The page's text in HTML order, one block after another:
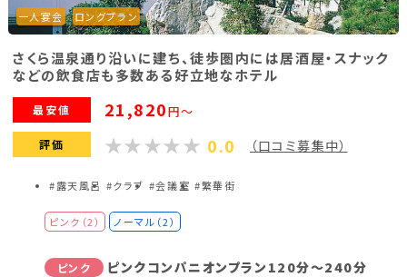
一人宴会 ロングプラン
さくら温泉通り沿いに建ち、徒歩圏内には居酒屋・スナック
などの飲食店も多数ある好立地なホテル
最安値 21,820円～
評価 0.0 （口コミ募集中）
#露天風呂 #クラブ #会議室 #繁華街
ピンク（2） ノーマル（2）
ピンク
ピンクコンパニオンプラン120分～240分